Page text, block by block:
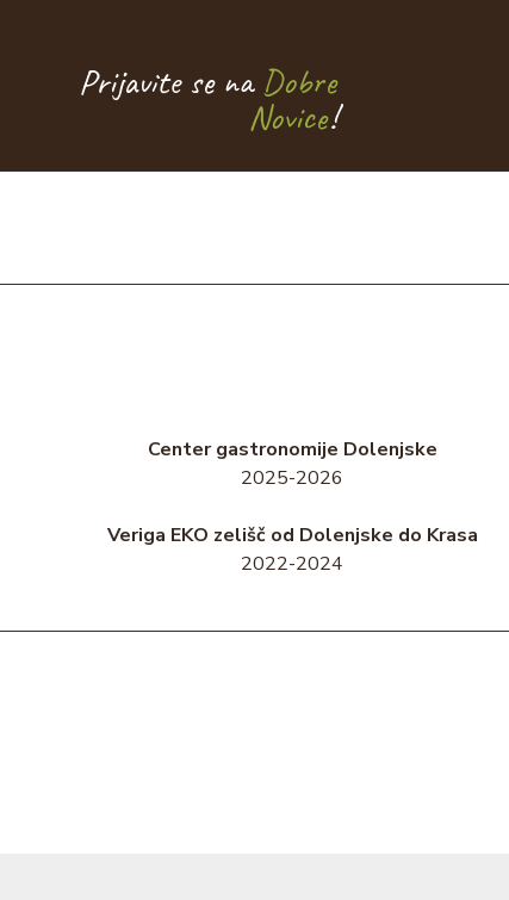
Prijavite se naDobre
Novice!
Center gastronomije Dolenjske
2025-2026
Veriga EKO zelišč od Dolenjske do Krasa
2022-2024